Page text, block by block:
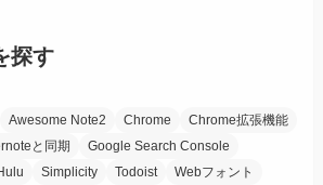
探す
Awesome Note2 Chrome
Chrome拡張機能
と同期
Google Search Console
Simplicity Todoist Webフォント